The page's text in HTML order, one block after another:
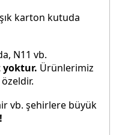
karton kutuda
N11 vb.
yoktur. Ürünlerimiz
vb. şehirlere büyük